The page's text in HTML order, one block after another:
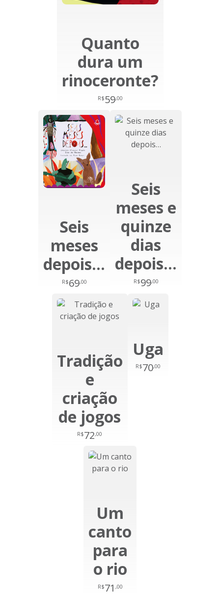
Quanto
dura um
rinoceronte?
R$59,00
Seis
meses
depois…
R$69,00
Seis
meses e
quinze
dias
depois…
R$99,00
Tradição
e
criação
de jogos
R$72,00
Uga
R$70,00
Um
canto
para
o rio
R$71 ,00